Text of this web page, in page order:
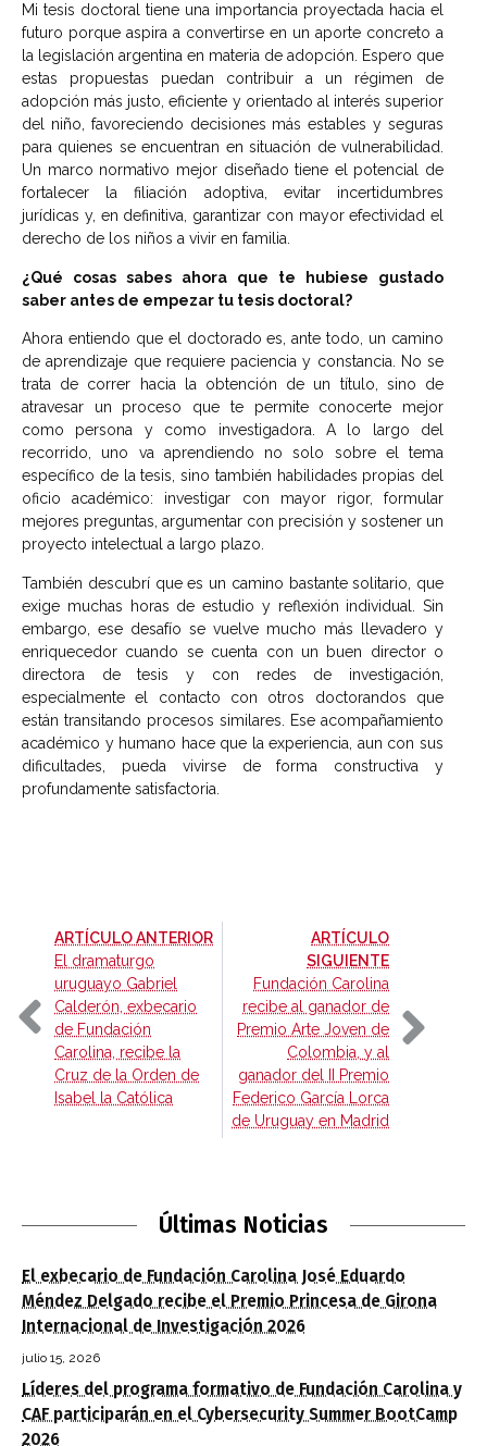
Mi tesis doctoral tiene una importancia proyectada hacia el
futuro porque aspira a convertirse en un aporte concreto a
la legislación argentina en materia de adopción. Espero que
estas propuestas puedan contribuir a un régimen de
adopción más justo, eficiente y orientado al interés superior
del niño, favoreciendo decisiones más estables y seguras
para quienes se encuentran en situación de vulnerabilidad.
Un marco normativo mejor diseñado tiene el potencial de
fortalecer la filiación adoptiva, evitar incertidumbres
jurídicas y, en definitiva, garantizar con mayor efectividad el
derecho de los niños a vivir en familia.
¿Qué cosas sabes ahora que te hubiese gustado
saber antes de empezar tu tesis doctoral?
Ahora entiendo que el doctorado es, ante todo, un camino
de aprendizaje que requiere paciencia y constancia. No se
trata de correr hacia la obtención de un título, sino de
atravesar un proceso que te permite conocerte mejor
como persona y como investigadora. A lo largo del
recorrido, uno va aprendiendo no solo sobre el tema
específico de la tesis, sino también habilidades propias del
oficio académico: investigar con mayor rigor, formular
mejores preguntas, argumentar con precisión y sostener un
proyecto intelectual a largo plazo.
También descubrí que es un camino bastante solitario, que
exige muchas horas de estudio y reflexión individual. Sin
embargo, ese desafío se vuelve mucho más llevadero y
enriquecedor cuando se cuenta con un buen director o
directora de tesis y con redes de investigación,
especialmente el contacto con otros doctorandos que
están transitando procesos similares. Ese acompañamiento
académico y humano hace que la experiencia, aun con sus
dificultades, pueda vivirse de forma constructiva y
profundamente satisfactoria.
ARTÍCULO ANTERIOR-
El dramaturgo
uruguayo Gabriel
Calderón, exbecario
de Fundación
Carolina, recibe la
Cruz de la Orden de
Isabel la Católica
ARTÍCULO
SIGUIENTE-
Fundación Carolina
recibe al ganador de
Premio Arte Joven de
Colombia, y al
ganador del II Premio
Federico García Lorca
de Uruguay en Madrid
Últimas Noticias
El exbecario de Fundación Carolina José Eduardo
Méndez Delgado recibe el Premio Princesa de Girona
Internacional de Investigación 2026
julio 15, 2026
Líderes del programa formativo de Fundación Carolina y
CAF participarán en el Cybersecurity Summer BootCamp
2026